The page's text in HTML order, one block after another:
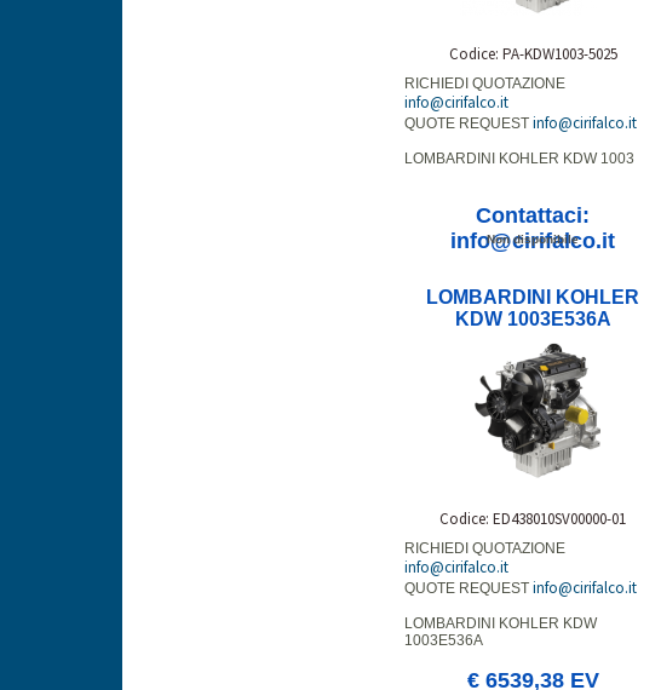
Codice: PA-KDW1003-5025
RICHIEDI QUOTAZIONE
info@cirifalco.it
QUOTE REQUEST info@cirifalco.it
LOMBARDINI KOHLER KDW 1003
Contattaci:
info@cirifalco.it
Non disponibile
LOMBARDINI KOHLER
KDW 1003E536A
Codice: ED438010SV00000-01
RICHIEDI QUOTAZIONE
info@cirifalco.it
QUOTE REQUEST info@cirifalco.it
LOMBARDINI KOHLER KDW
1003E536A
€ 6539,38 EV